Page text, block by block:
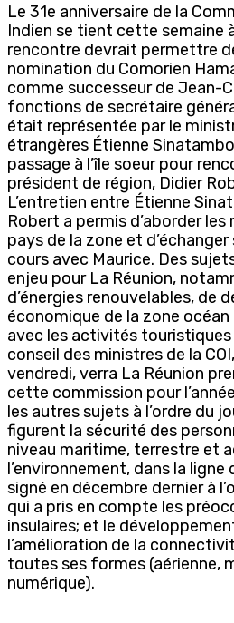
Le 31e anniversaire de la
Indien se tient cette semaine
rencontre devrait permettre
nomination du Comorien
comme successeur de Jean-
fonctions de secrétaire
était représentée par le
étrangères Étienne
passage à l’île soeur pour
président de région, Didier
L’entretien entre Étienne
Robert a permis d’aborder
pays de la zone et
cours avec Maurice. Des
enjeu pour La Réunion,
d’énergies renouvelables, de
économique de la zone
avec les activités touristiques
conseil des ministres de la
vendredi, verra La Réunion
cette commission pour
les autres sujets à l’ordre du
figurent la sécurité des
niveau maritime, terrestre et
l’environnement, dans la ligne
signé en décembre dernier à
qui a pris en compte les
insulaires; et le
l’amélioration de la
toutes ses formes (aérienne,
numérique).